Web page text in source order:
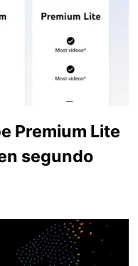
Premium Lite
segundo